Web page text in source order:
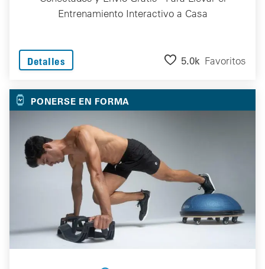
Entrenamiento Interactivo a Casa
Detalles 5.0k Favoritos
PONERSE EN FORMA